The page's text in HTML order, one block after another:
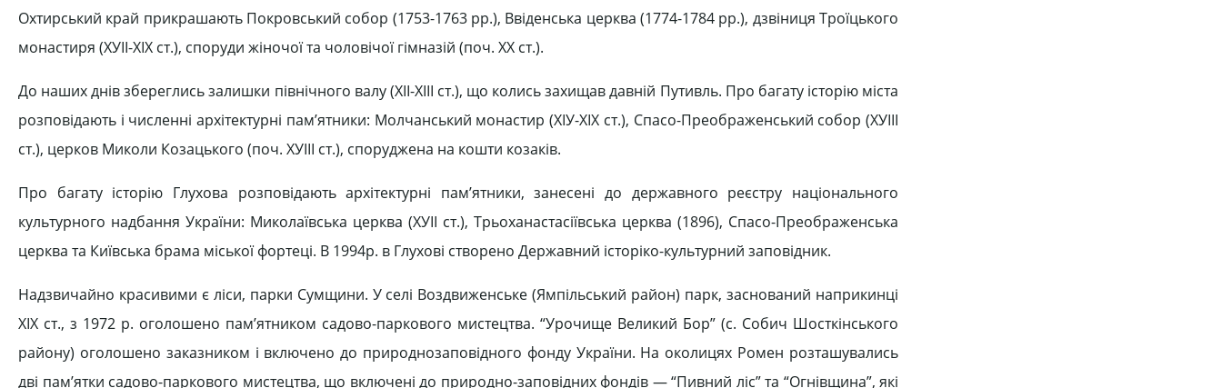
Охтирський край прикрашають Покровський собор (1753-1763 рр.), Ввіденська церква (1774-1784 рр.), дзвіниця Троїцького
монастиря (ХУІІ-ХІХ ст.), споруди жіночої та чоловічої гімназій (поч. ХХ ст.).
До наших днів збереглись залишки північного валу (ХІІ-ХІІІ ст.), що колись захищав давній Путивль. Про багату історію міста
розповідають і численні архітектурні пам’ятники: Молчанський монастир (ХІУ-ХІХ ст.), Спасо-Преображенський собор (ХУІІІ
ст.), церков Миколи Козацького (поч. ХУІІІ ст.), споруджена на кошти козаків.
Про багату історію Глухова розповідають архітектурні пам’ятники, занесені до державного реєстру національного
культурного надбання України: Миколаївська церква (ХУІІ ст.), Трьоханастасіївська церква (1896), Спасо-Преображенська
церква та Київська брама міської фортеці. В 1994р. в Глухові створено Державний історіко-культурний заповідник.
Надзвичайно красивими є ліси, парки Сумщини. У селі Воздвиженське (Ямпільський район) парк, заснований наприкинці
ХІХ ст., з 1972 р. оголошено пам’ятником садово-паркового мистецтва. “Урочище Великий Бор” (с. Собич Шосткінського
району) оголошено заказником і включено до природнозаповідного фонду України. На околицях Ромен розташувались
дві пам’ятки садово-паркового мистецтва, що включені до природно-заповідних фондів — “Пивний ліс” та “Огнівщина”, які